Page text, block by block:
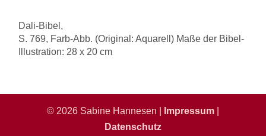
Dali-Bibel,
S. 769, Farb-Abb. (Original: Aquarell) Maße der Bibel-
Illustration: 28 x 20 cm
© 2026 Sabine Hannesen | Impressum|
Datenschutz